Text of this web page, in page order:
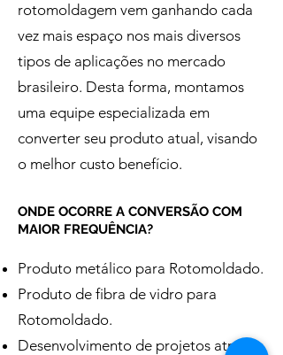
rotomoldagem vem ganhando cada
vez mais espaço nos mais diversos
tipos de aplicações no mercado
brasileiro. Desta forma, montamos
uma equipe especializada em
converter seu produto atual, visando
o melhor custo benefício.
ONDE OCORRE A CONVERSÃO COM
MAIOR FREQUÊNCIA?
Produto metálico para Rotomoldado.
Produto de fibra de vidro para
Rotomoldado.
Desenvolvimento de projetos através